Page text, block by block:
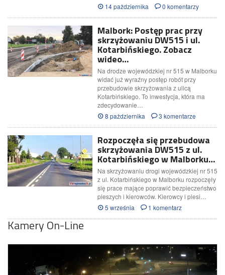
14 pażdziernika
0 komentarzy
Malbork: Postęp prac przy
skrzyżowaniu DW515 i ul.
Kotarbińskiego. Zobacz
wideo…
Na drodze wojewódzkiej nr 515 w Malborku
widać już wyraźny postęp robót przy
przebudowie skrzyżowania z ulicą
Kotarbińskiego. To inwestycja, która ma
zdecydowanie…
8 pażdziernika
3 komentarze
Rozpoczęła się przebudowa
skrzyżowania DW515 z ul.
Kotarbińskiego w Malborku…
Na skrzyżowaniu drogi wojewódzkiej nr 515
z ul. Kotarbińskiego w Malborku rozpoczęły
się prace mające poprawić bezpieczeństwo
pieszych i kierowców. Kierowcy i piesi…
5 września
1 komentarz
Kamery On-Line